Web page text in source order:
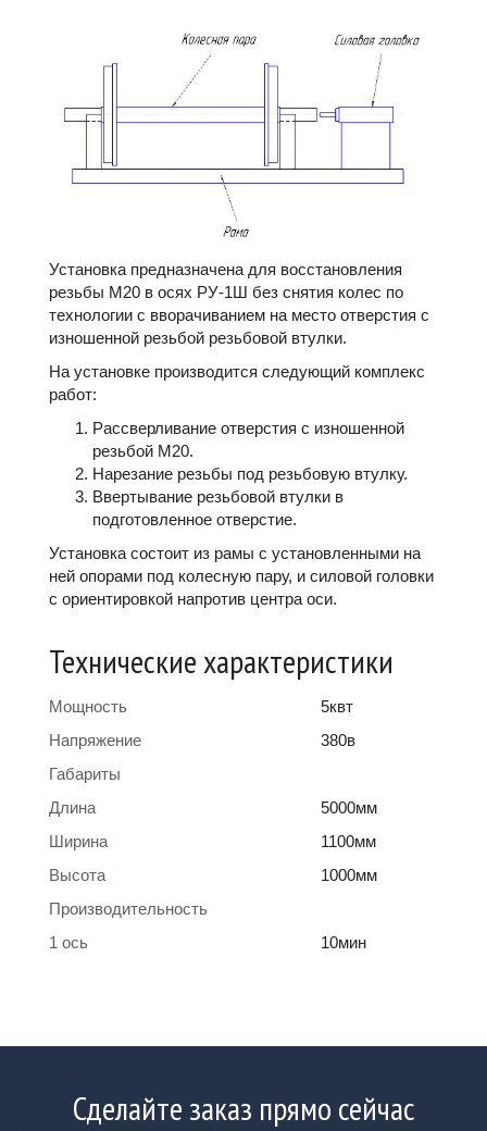
Установка предназначена для восстановления
резьбы М20 в осях РУ-1Ш без снятия колес по
технологии с вворачиванием на место отверстия c
изношенной резьбой резьбовой втулки.
На установке производится следующий комплекс
работ:
Рассверливание отверстия с изношенной
резьбой М20.
Нарезание резьбы под резьбовую втулку.
Ввертывание резьбовой втулки в
подготовленное отверстие.
Установка состоит из рамы с установленными на
ней опорами под колесную пару, и силовой головки
с ориентировкой напротив центра оси.
Технические характеристики
Мощность
5квт
Напряжение
380в
Габариты
Длина
5000мм
Ширина
1100мм
Высота
1000мм
Производительность
1 ось
10мин
Сделайте заказ прямо сейчас